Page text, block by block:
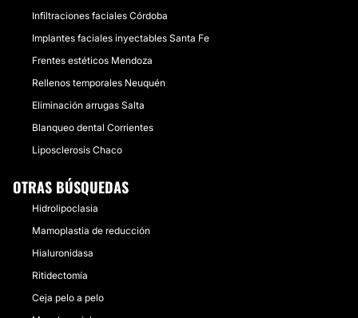
Infiltraciones faciales Córdoba
Implantes faciales inyectables Santa Fe
Frentes estéticos Mendoza
Rellenos temporales Neuquén
Eliminación arrugas Salta
Blanqueo dental Corrientes
Liposclerosis Chaco
OTRAS BÚSQUEDAS
Hidrolipoclasia
Mamoplastia de reducción
Hialuronidasa
Ritidectomía
Ceja pelo a pelo